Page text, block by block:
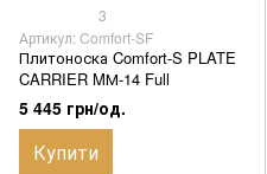
3
Артикул: Comfort-SF
Плитоноска Comfort-S PLATE
CARRIER MМ-14 Full
5 445 грн/од.
Купити